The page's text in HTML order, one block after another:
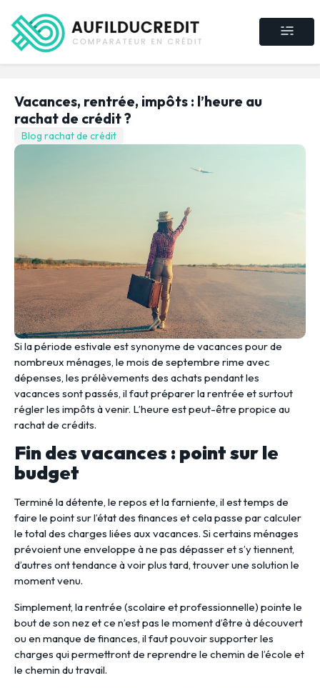
Vacances, rentrée, impôts : l’heure au
rachat de crédit ?
Blog rachat de crédit
Si la période estivale est synonyme de vacances pour de
nombreux ménages, le mois de septembre rime avec
dépenses, les prélèvements des achats pendant les
vacances sont passés, il faut préparer la rentrée et surtout
régler les impôts à venir. L’heure est peut-être propice au
rachat de crédits.
Fin des vacances : point sur le
budget
Terminé la détente, le repos et la farniente, il est temps de
faire le point sur l’état des finances et cela passe par calculer
le total des charges liées aux vacances. Si certains ménages
prévoient une enveloppe à ne pas dépasser et s’y tiennent,
d’autres ont tendance à voir plus tard, trouver une solution le
moment venu.
Simplement, la rentrée (scolaire et professionnelle) pointe le
bout de son nez et ce n’est pas le moment d’être à découvert
ou en manque de finances, il faut pouvoir supporter les
charges qui permettront de reprendre le chemin de l’école et
le chemin du travail.